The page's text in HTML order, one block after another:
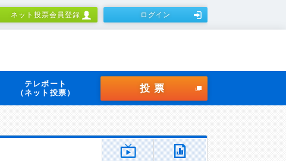
ネット投票会員登録 ログイン
テレボート
（ネット投票）
投票